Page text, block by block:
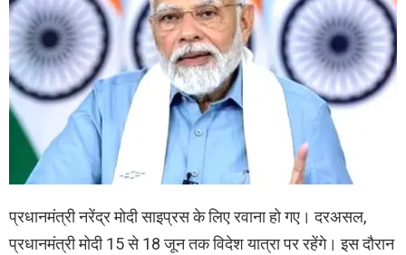
प्रधानमंत्री नरेंद्र मोदी साइप्रस के लिए रवाना हो गए। दरअसल,
प्रधानमंत्री मोदी 15 से 18 जून तक विदेश यात्रा पर रहेंगे। इस दौरान